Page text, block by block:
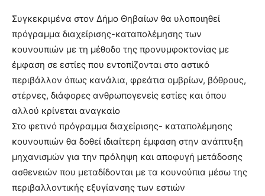
Συγκεκριμένα στον Δήμο Θηβαίων θα υλοποιηθεί
πρόγραμμα διαχείρισης-καταπολέμησης των
κουνουπιών με τη μέθοδο της προνυμφοκτονίας με
έμφαση σε εστίες που εντοπίζονται στο αστικό
περιβάλλον όπως κανάλια, φρεάτια ομβρίων, βόθρους,
στέρνες, διάφορες ανθρωπογενείς εστίες και όπου
αλλού κρίνεται αναγκαίο
Στο φετινό πρόγραμμα διαχείρισης- καταπολέμησης
κουνουπιών θα δοθεί ιδιαίτερη έμφαση στην ανάπτυξη
μηχανισμών για την πρόληψη και αποφυγή μετάδοσης
ασθενειών που μεταδίδονται με τα κουνούπια μέσω της
περιβαλλοντικής εξυγίανσης των εστιών